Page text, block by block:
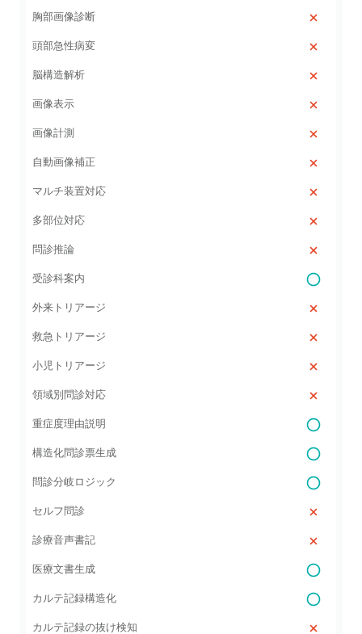
胸部画像診断
頭部急性病変
脳構造解析
画像表示
画像計測
自動画像補正
マルチ装置対応
多部位対応
問診推論
受診科案内
外来トリアージ
救急トリアージ
小児トリアージ
領域別問診対応
重症度理由説明
構造化問診票生成
問診分岐ロジック
セルフ問診
診療音声書記
医療文書生成
カルテ記録構造化
カルテ記録の抜け検知